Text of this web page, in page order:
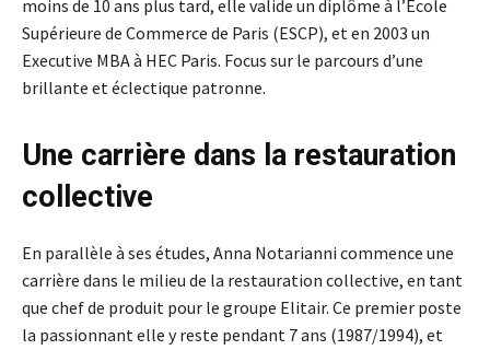
moins de 10 ans plus tard, elle valide un diplôme à l’École
Supérieure de Commerce de Paris (ESCP), et en 2003 un
Executive MBA à HEC Paris. Focus sur le parcours d’une
brillante et éclectique patronne.
Une carrière dans la restauration
collective
En parallèle à ses études, Anna Notarianni commence une
carrière dans le milieu de la restauration collective, en tant
que chef de produit pour le groupe Elitair. Ce premier poste
la passionnant elle y reste pendant 7 ans (1987/1994), et